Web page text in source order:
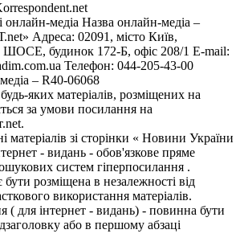
онлайн-медіа Назва онлайн-медіа –
Адреса: 02091, місто Київ,
будинок 172-Б, офіс 208/1 E-mail:
Телефон: 044-205-43-00
– R40-06068
яких матеріалів, розміщених на
за умови посилання на
матеріалів зі сторінки « Новини України
- видань - обов'язкове пряме
систем гіперпосилання .
розміщена в незалежності від
використання матеріалів.
( для інтернет - видань) - повинна бути
або в першому абзаці